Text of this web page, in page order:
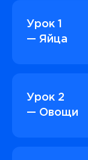
Урок 1
— Яйца
Урок 2
— Овощи